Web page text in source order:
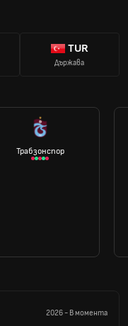
TUR
Държава
Трабзонспор
2026- В момента